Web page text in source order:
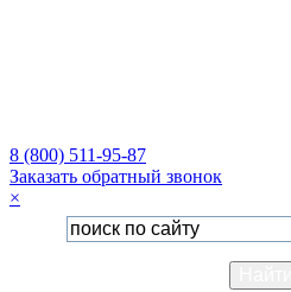
8 (800) 511-95-87
Заказать обратный звонок
×